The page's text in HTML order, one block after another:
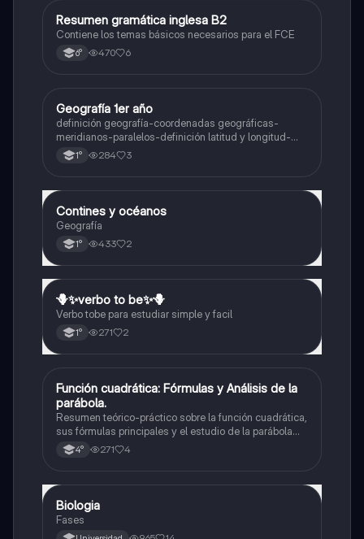
Inglés
Resumen gramática inglesa B2
Contiene los temas básicos necesarios para el FCE
6° 470 6
Geografía
Geografía 1er año
definición geografía-coordenadas geográficas-
meridianos-paralelos-definición latitud y longitud-
elementos del mapa-definición mapa-localización
relativa y absoluta
1° 284 3
Geografía
Contines y océanos
Geografía
1° 433 2
Inglés
🪻✨️verbo to be✨️🪻
Verbo tobe para estudiar simple y facil
1° 271 2
Matemáticas
Función cuadrática: Fórmulas y Análisis de la
parábola.
Resumen teórico-práctico sobre la función cuadrática,
sus fórmulas principales y el estudio de la parábola
como representación gráfica.Incluye desarrollo de la
forma general, cálculo de raíces, vértice y elementos
4° 271 4
Biología
Biologia
Fases